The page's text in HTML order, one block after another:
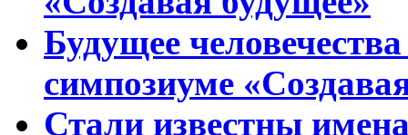
Будущее
симпозиуме
Стали известны